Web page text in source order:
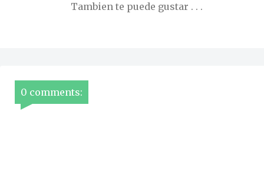
Tambien te puede gustar . . .
0 comments: